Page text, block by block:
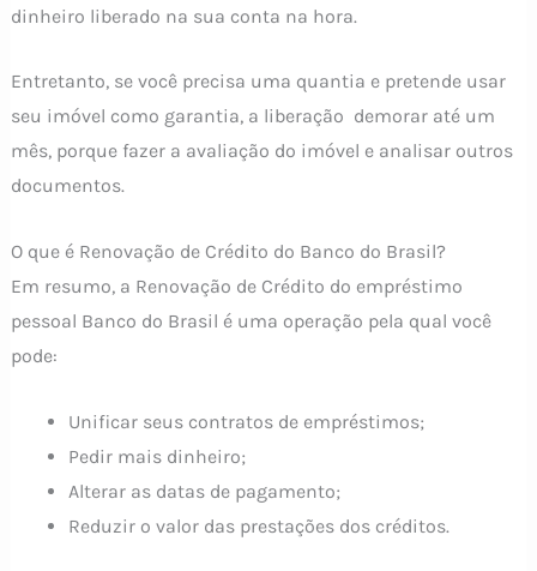
dinheiro liberado na sua conta na hora.
Entretanto, se você precisa uma quantia e pretende usar
seu imóvel como garantia, a liberação demorar até um
mês, porque fazer a avaliação do imóvel e analisar outros
documentos.
O que é Renovação de Crédito do Banco do Brasil?
Em resumo, a Renovação de Crédito do empréstimo
pessoal Banco do Brasil é uma operação pela qual você
pode:
Unificar seus contratos de empréstimos;
Pedir mais dinheiro;
Alterar as datas de pagamento;
Reduzir o valor das prestações dos créditos.